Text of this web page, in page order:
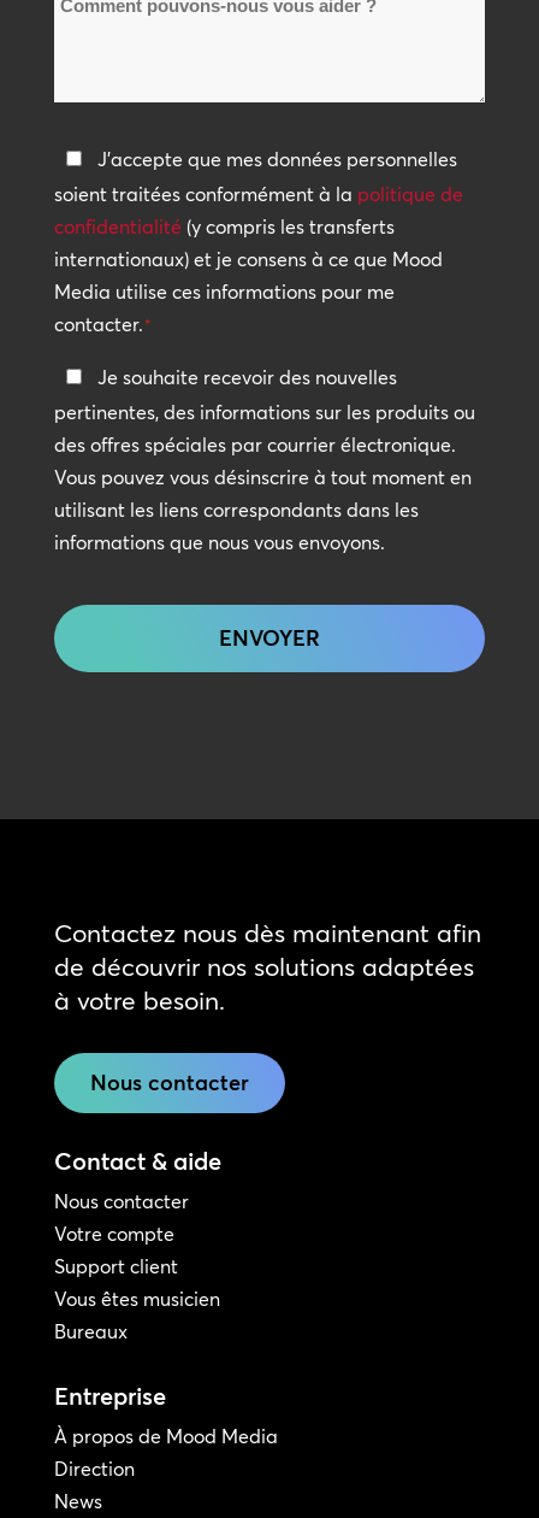
vous
Politique
de
confidentialité
*
J'accepte que mes données personnelles
soient traitées conformément à la politique de
confidentialité (y compris les transferts
internationaux) et je consens à ce que Mood
Media utilise ces informations pour me
contacter.*
Restez
en
contact
Je souhaite recevoir des nouvelles
pertinentes, des informations sur les produits ou
des offres spéciales par courrier électronique.
Vous pouvez vous désinscrire à tout moment en
utilisant les liens correspondants dans les
informations que nous vous envoyons.
Contactez nous dès maintenant afin
de découvrir nos solutions adaptées
à votre besoin.
Nous contacter
Contact & aide
Nous contacter
Votre compte
Support client
Vous êtes musicien
Bureaux
Entreprise
À propos de Mood Media
Direction
News